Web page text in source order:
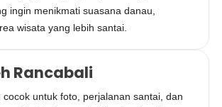
ingin menikmati suasana danau,
wisata yang lebih santai.
Rancabali
cocok untuk foto, perjalanan santai, dan